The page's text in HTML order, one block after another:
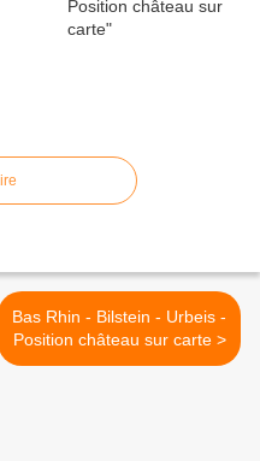
Bas Rhin - Bilstein - Urbeis -
Position château sur carte >